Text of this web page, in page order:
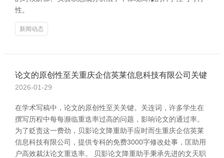
性。
新闻动态
论文的原创性至关重庆企信英莱信息科技有限公司关键
2026-01-29
在学术写稿中，论文的原创性至关关键。关连词，许多学生在
撰写历程中每每濒临重迭率过高的问题，影响论文的通过率。
为了贬责这一费劲，贝影论文降重助手应时而生重庆企信英莱
信息科技有限公司，提供专科的免费3000字修改处事，匡助用
户高效裁汰论文重迭率。 贝影论文降重助手秉承先进的文天职